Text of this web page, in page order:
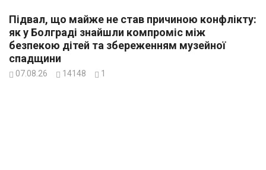
Підвал, що майже не став причиною конфлікту:
як у Болграді знайшли компроміс між
безпекою дітей та збереженням музейної
спадщини
07.08.26 14148 1